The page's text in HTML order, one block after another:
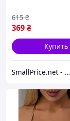
369₴
615 ₴
Купить
SmallPrice.net - магазин товаров для дома и аксессуаров